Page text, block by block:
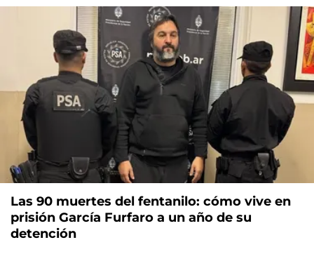
Las 90 muertes del fentanilo: cómo vive en
prisión García Furfaro a un año de su
detención